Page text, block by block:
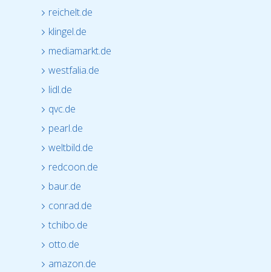
reichelt.de
klingel.de
mediamarkt.de
westfalia.de
lidl.de
qvc.de
pearl.de
weltbild.de
redcoon.de
baur.de
conrad.de
tchibo.de
otto.de
amazon.de